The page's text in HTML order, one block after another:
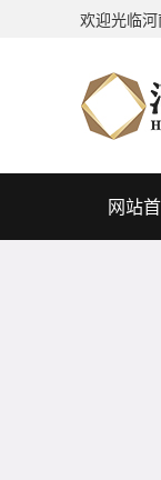
欢迎光临河
网站